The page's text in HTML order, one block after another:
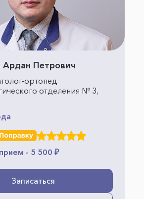
Ардан Петрович
ортопед
отделения № 3,
- 5 500 ₽
Записаться